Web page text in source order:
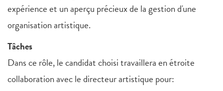
expérience et un aperçu précieux de la gestion d'une
organisation artistique.
Tâches
Dans ce rôle, le candidat choisi travaillera en étroite
collaboration avec le directeur artistique pour: